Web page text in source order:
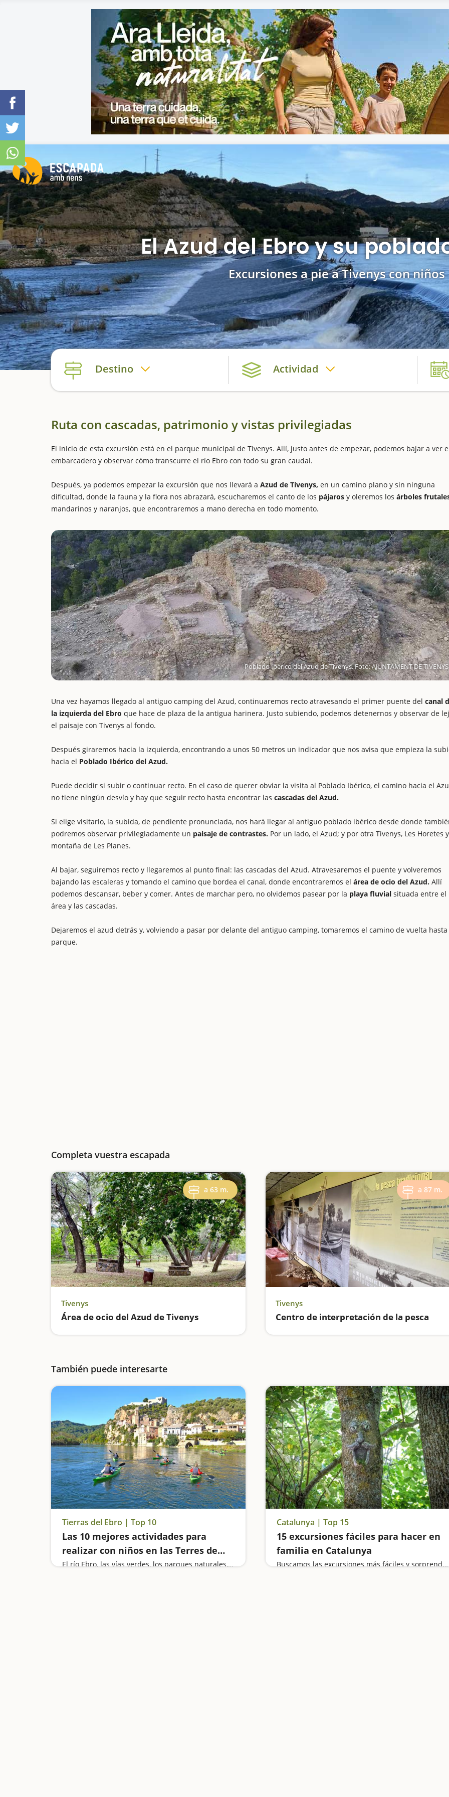
El Azud del Ebro y su
Excursiones a pie a Tivenys con niños
Destino Actividad
Ruta con cascadas, patrimonio y vistas privilegiadas
El inicio de esta excursión está en el parque municipal de Tivenys. Allí, justo antes de empezar, podemos bajar a ver
embarcadero y observar cómo transcurre el río Ebro con todo su gran caudal.
Después, ya podemos empezar la excursión que nos llevará a Azud de Tivenys, en un camino plano y sin ninguna
dificultad, donde la fauna y la flora nos abrazará, escucharemos el canto de los pájaros y oleremos los árboles
mandarinos y naranjos, que encontraremos a mano derecha en todo momento.
Poblado Ibèrico del Azud de Tivenys. Foto: AJUNTAMENT DE TIVENYS
Una vez hayamos llegado al antiguo camping del Azud, continuaremos recto atravesando el primer puente del canal
la izquierda del Ebro que hace de plaza de la antigua harinera. Justo subiendo, podemos detenernos y observar de
el paisaje con Tivenys al fondo.
Después giraremos hacia la izquierda, encontrando a unos 50 metros un indicador que nos avisa que empieza la
hacia el Poblado Ibérico del Azud.
Puede decidir si subir o continuar recto. En el caso de querer obviar la visita al Poblado Ibérico, el camino hacia el
no tiene ningún desvío y hay que seguir recto hasta encontrar las cascadas del Azud.
Si elige visitarlo, la subida, de pendiente pronunciada, nos hará llegar al antiguo poblado ibérico desde donde
podremos observar privilegiadamente un paisaje de contrastes. Por un lado, el Azud; y por otra Tivenys, Les Horetes
montaña de Les Planes.
Al bajar, seguiremos recto y llegaremos al punto final: las cascadas del Azud. Atravesaremos el puente y volveremos
bajando las escaleras y tomando el camino que bordea el canal, donde encontraremos el área de ocio del Azud. Allí
podemos descansar, beber y comer. Antes de marchar pero, no olvidemos pasear por la playa fluvial situada entre el
área y las cascadas.
Dejaremos el azud detrás y, volviendo a pasar por delante del antiguo camping, tomaremos el camino de vuelta
parque.
Completa vuestra escapada
a 63 m.
Tivenys
Área de ocio del Azud de Tivenys
a 87 m.
Tivenys
Centro de interpretación de la pesca
También puede interesarte
Tierras del Ebro | Top 10
Las 10 mejores actividades para
realizar con niños en las Terres de
l'Ebre y en el Delta
El río Ebro, las vías verdes, los parques naturales, las cuevas y los castillos… La Catalunya sur es un destino ideal para visitar en familia
Catalunya | Top 15
15 excursiones fáciles para hacer en
familia en Catalunya
Buscamos las excursiones más fáciles y sorprendentes para toda la familia